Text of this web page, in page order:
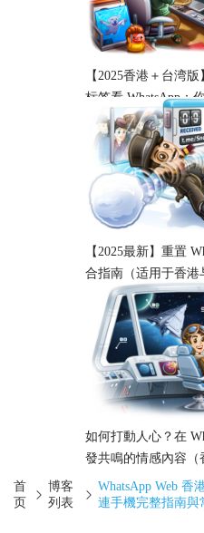
【2025香港＋台湾
标签看 WhatsApp：
【2025最新】重置
合指南（适用于香港
如何打動人心？在
發共鳴的情感內容（
南）
首
页
博客
列表
WhatsApp Web 香
連手機完整指南與